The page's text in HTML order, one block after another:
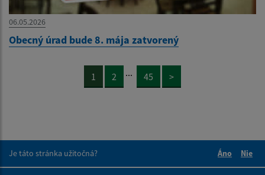
06.05.2026
Obecný úrad bude 8. mája zatvorený
1 2 ... 45 >
Je táto stránka užitočná?
Áno
Nie